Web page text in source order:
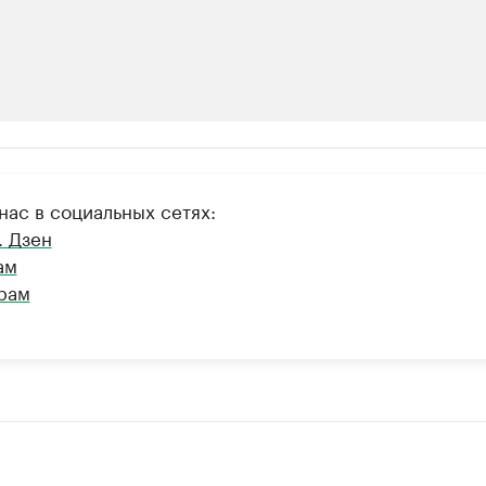
организации в нефтегазовой
данные в каталоге
в социальных сетях:
Дзен